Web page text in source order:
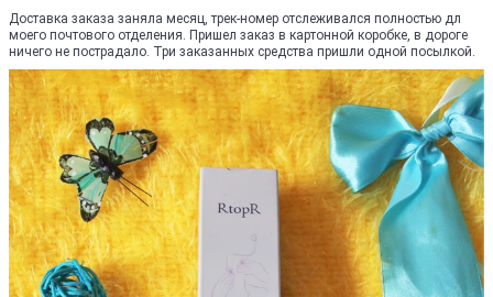
Доставка заказа заняла месяц, трек-номер отслеживался полностью дл
моего почтового отделения. Пришел заказ в картонной коробке, в дороге
ничего не пострадало. Три заказанных средства пришли одной посылкой.